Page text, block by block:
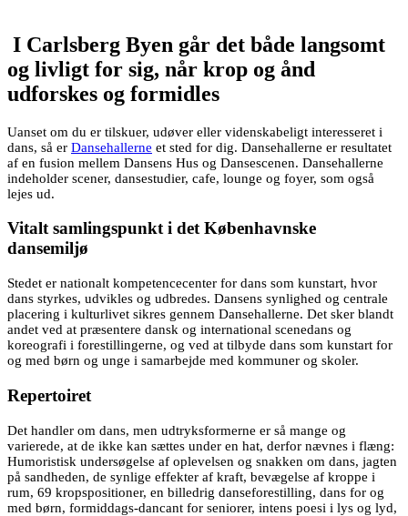
I Carlsberg Byen går det både langsomt
og livligt for sig, når krop og ånd
udforskes og formidles
Uanset om du er tilskuer, udøver eller videnskabeligt interesseret i
dans, så er Dansehallerne et sted for dig. Dansehallerne er resultatet
af en fusion mellem Dansens Hus og Dansescenen. Dansehallerne
indeholder scener, dansestudier, cafe, lounge og foyer, som også
lejes ud.
Vitalt samlingspunkt i det Københavnske
dansemiljø
Stedet er nationalt kompetencecenter for dans som kunstart, hvor
dans styrkes, udvikles og udbredes. Dansens synlighed og centrale
placering i kulturlivet sikres gennem Dansehallerne. Det sker blandt
andet ved at præsentere dansk og international scenedans og
koreografi i forestillingerne, og ved at tilbyde dans som kunstart for
og med børn og unge i samarbejde med kommuner og skoler.
Repertoiret
Det handler om dans, men udtryksformerne er så mange og
varierede, at de ikke kan sættes under en hat, derfor nævnes i flæng:
Humoristisk undersøgelse af oplevelsen og snakken om dans, jagten
på sandheden, de synlige effekter af kraft, bevægelse af kroppe i
rum, 69 kropspositioner, en billedrig danseforestilling, dans for og
med børn, formiddags-dancant for seniorer, intens poesi i lys og lyd,